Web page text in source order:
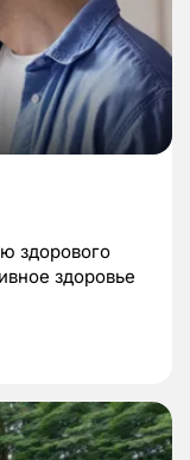
здорового
здоровье